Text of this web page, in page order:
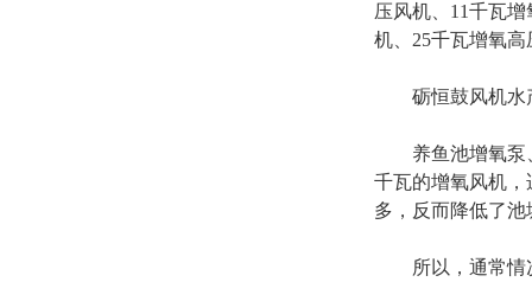
压风机、11千瓦
机、25千瓦增氧高
砺恒鼓风机水
养鱼池增氧泵、
千瓦的增氧风机，
多，反而降低了池
所以，通常情况